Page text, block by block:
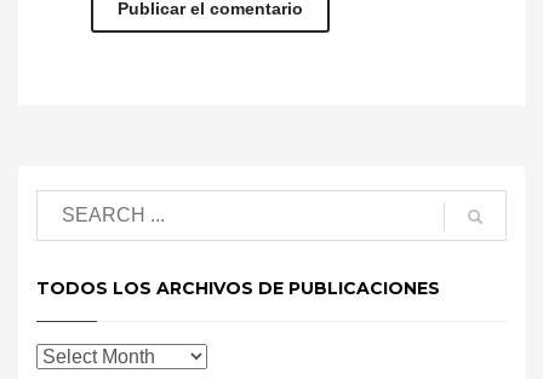
TODOS LOS ARCHIVOS DE PUBLICACIONES